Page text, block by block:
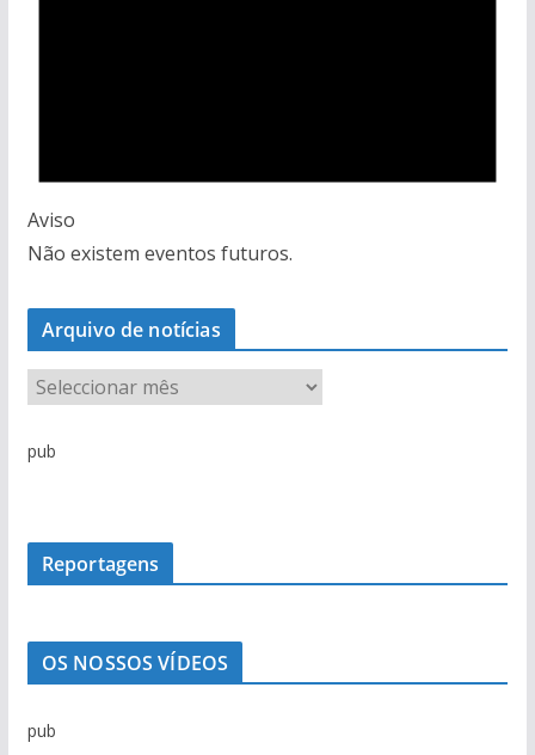
Aviso
Não existem eventos futuros.
Arquivo de notícias
q
d
o
í
pub
Reportagens
OS NOSSOS VÍDEOS
pub